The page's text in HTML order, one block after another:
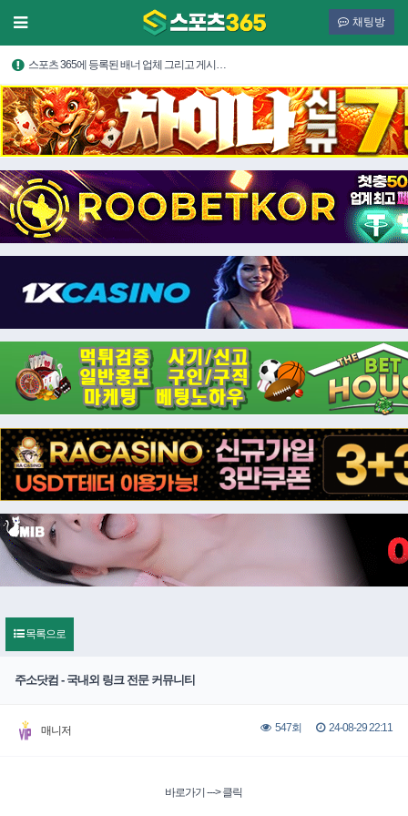
채팅방
스포츠 365에 등록된 배너 업체 그리고 게시…
목록으로
주소닷컴 - 국내외 링크 전문 커뮤니티
매니저 547회 24-08-29 22:11
바로가기 ---> 클릭